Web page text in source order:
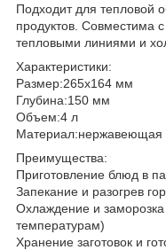
Подходит для тепловой
продуктов. Совместима
тепловыми линиями и
Характеристики:
Размер:265х164 мм
Глубина:150 мм
Объем:4 л
Материал:нержавеющая
Преимущества:
Приготовление блюд в
Запекание и разогрев
Охлаждение и заморозка
температурам)
Хранение заготовок и